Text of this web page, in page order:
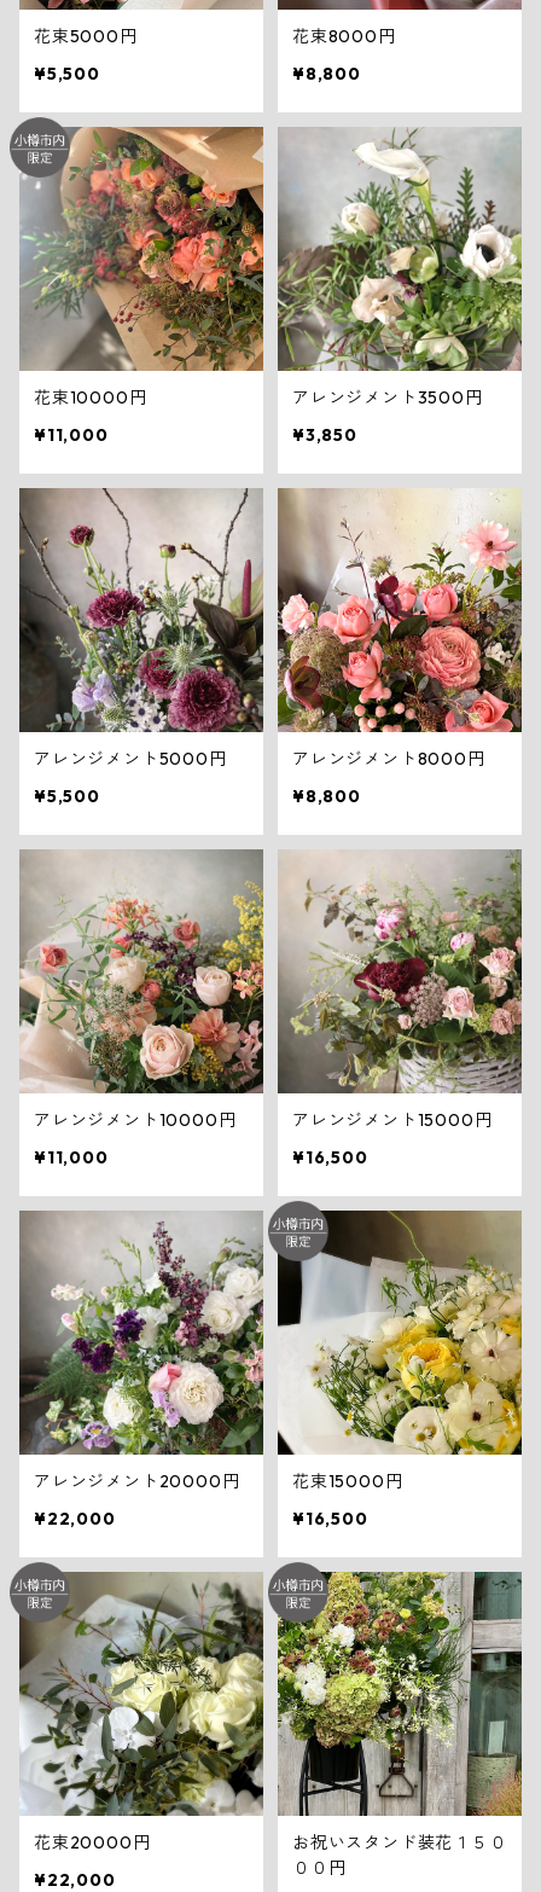
花束5000円
¥5,500
花束8000円
¥8,800
花束10000円
¥11,000
アレンジメント3500円
¥3,850
アレンジメント5000円
¥5,500
アレンジメント8000円
¥8,800
アレンジメント10000円
¥11,000
アレンジメント15000円
¥16,500
アレンジメント20000円
¥22,000
花束15000円
¥16,500
花束20000円
¥22,000
お祝いスタンド装花１５０
００円